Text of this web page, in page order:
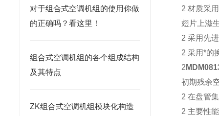
对于组合式空调机组的使用你做
的正确吗？看这里！
组合式空调机组的各个组成结构
及其特点
ZK组合式空调机组模块化构造
2 材质采
翅片上滋
2 采用先
2 采用*的
2
初期残余
2 在盘管
2 主要性